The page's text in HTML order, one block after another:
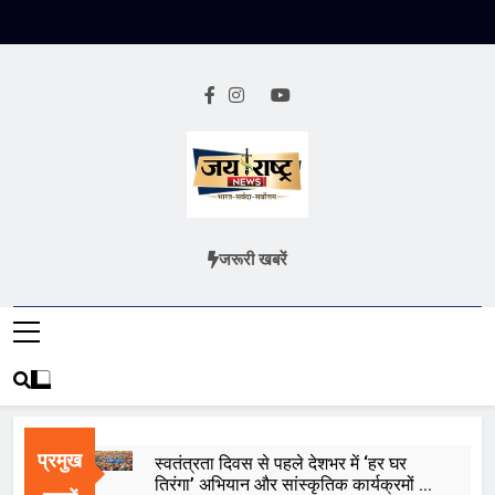
Jai Rashtra
हिंदी समाचार
जरूरी खबरें
प्रमुख
स्वतंत्रता दिवस से पहले देशभर में ‘हर घर
तिरंगा’ अभियान और सांस्कृतिक कार्यक्रमों की